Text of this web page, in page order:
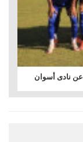
عن نادى أسوان